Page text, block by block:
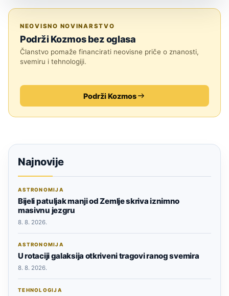
NEOVISNO NOVINARSTVO
Podrži Kozmos bez oglasa
Članstvo pomaže financirati neovisne priče o znanosti,
svemiru i tehnologiji.
Podrži Kozmos
Najnovije
ASTRONOMIJA
Bijeli patuljak manji od Zemlje skriva iznimno
masivnu jezgru
8. 8. 2026.
ASTRONOMIJA
U rotaciji galaksija otkriveni tragovi ranog svemira
8. 8. 2026.
TEHNOLOGIJA